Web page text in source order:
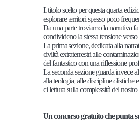
Il titolo scelto per questa quarta
esplorare territori spesso poco
Da una parte troviamo la narrativa
condividono la stessa tensione
La prima sezione, dedicata alla
civiltà extraterrestri alle
del fantastico con una riflessione
La seconda sezione guarda invece
alla teologia, alle discipline olistiche
di lettura sulla complessità del
Un concorso gratuito che punta